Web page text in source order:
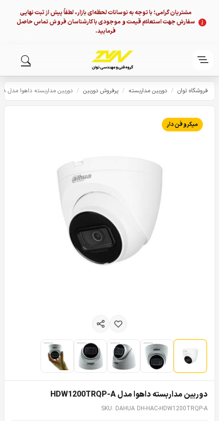
مشتریان گرامی؛ با توجه به نوسانات لحظه‌ای بازار، لطفاً پیش از ثبت نهایی
سفارش جهت استعلام قیمت و موجودی با کارشناسان فروش تماس حاصل
فرمایید.
فروشگاه توان / دوربین مداربسته / پرفروش دوربین / دوربین مداربسته داهوا مدل HDW1200TRQP-A
میکروفن دار
دوربین مداربسته داهوا مدل HDW1200TRQP-A
SKU: DAHUA DH-HAC-HDW1200TRQP-A